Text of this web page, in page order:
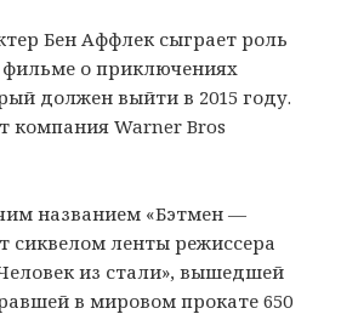
Бен Аффлек сыграет роль
о приключениях
должен выйти в 2015 году.
компания Warner Bros
названием «Бэтмен —
сиквелом ленты режиссера
из стали», вышедшей
в мировом прокате 650